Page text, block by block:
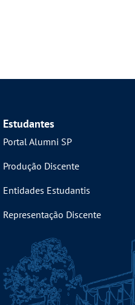
Estudantes
Portal Alumni SP
Produção Discente
Entidades Estudantis
Representação Discente